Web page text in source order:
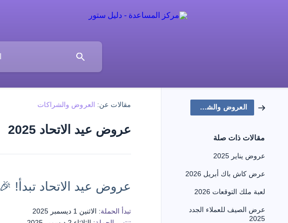
العروض والشراكات
مقالات ذات صلة
عروض يناير 2025
عرض كاش باك أبريل 2026
لعبة ملك التوقعات 2026
عرض الصيف للعملاء الجدد
2025
مقالات عن: العروض والشراكات
عروض عيد الاتحاد 2025
عروض عيد الاتحاد تبدأ! 🎉
تبدأ الحملة: الاثنين 1 ديسمبر 2025